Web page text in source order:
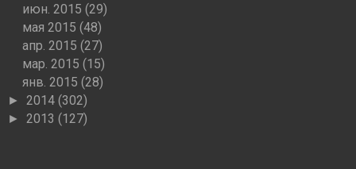
июн. 2015(29)
мая 2015(48)
апр. 2015(27)
мар. 2015(15)
янв. 2015(28)
► 2014 (302)
► 2013 (127)